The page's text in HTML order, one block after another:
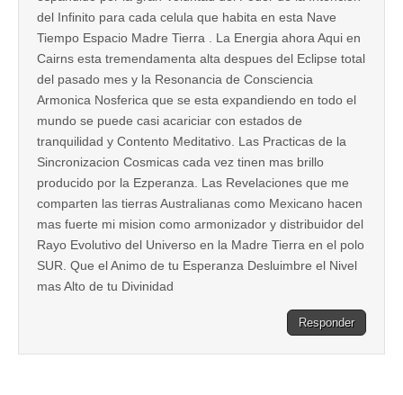
del Infinito para cada celula que habita en esta Nave
Tiempo Espacio Madre Tierra . La Energia ahora Aqui en
Cairns esta tremendamenta alta despues del Eclipse total
del pasado mes y la Resonancia de Consciencia
Armonica Nosferica que se esta expandiendo en todo el
mundo se puede casi acariciar con estados de
tranquilidad y Contento Meditativo. Las Practicas de la
Sincronizacion Cosmicas cada vez tinen mas brillo
producido por la Ezperanza. Las Revelaciones que me
comparten las tierras Australianas como Mexicano hacen
mas fuerte mi mision como armonizador y distribuidor del
Rayo Evolutivo del Universo en la Madre Tierra en el polo
SUR. Que el Animo de tu Esperanza Desluimbre el Nivel
mas Alto de tu Divinidad
Responder